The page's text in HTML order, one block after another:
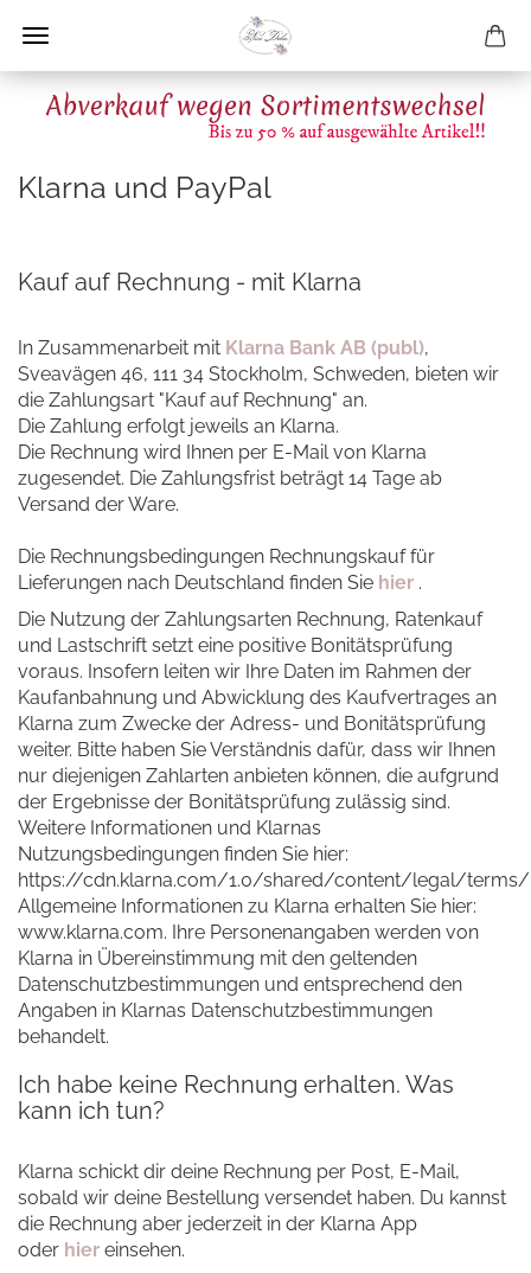
Klarna und PayPal
Kauf auf Rechnung - mit Klarna
In Zusammenarbeit mit Klarna Bank AB (publ),
Sveavägen 46, 111 34 Stockholm, Schweden, bieten wir
die Zahlungsart "Kauf auf Rechnung" an.
Die Zahlung erfolgt jeweils an Klarna.
Die Rechnung wird Ihnen per E-Mail von Klarna
zugesendet. Die Zahlungsfrist beträgt 14 Tage ab
Versand der Ware.
Die Rechnungsbedingungen Rechnungskauf für
Lieferungen nach Deutschland finden Sie hier .
Die Nutzung der Zahlungsarten Rechnung, Ratenkauf
und Lastschrift setzt eine positive Bonitätsprüfung
voraus. Insofern leiten wir Ihre Daten im Rahmen der
Kaufanbahnung und Abwicklung des Kaufvertrages an
Klarna zum Zwecke der Adress- und Bonitätsprüfung
weiter. Bitte haben Sie Verständnis dafür, dass wir Ihnen
nur diejenigen Zahlarten anbieten können, die aufgrund
der Ergebnisse der Bonitätsprüfung zulässig sind.
Weitere Informationen und Klarnas
Nutzungsbedingungen finden Sie hier:
https://cdn.klarna.com/1.0/shared/content/legal/terms/
Allgemeine Informationen zu Klarna erhalten Sie hier:
www.klarna.com. Ihre Personenangaben werden von
Klarna in Übereinstimmung mit den geltenden
Datenschutzbestimmungen und entsprechend den
Angaben in Klarnas Datenschutzbestimmungen
behandelt.
Ich habe keine Rechnung erhalten. Was
kann ich tun?
Klarna schickt dir deine Rechnung per Post, E-Mail,
sobald wir deine Bestellung versendet haben. Du kannst
die Rechnung aber jederzeit in der Klarna App
oder hier einsehen.